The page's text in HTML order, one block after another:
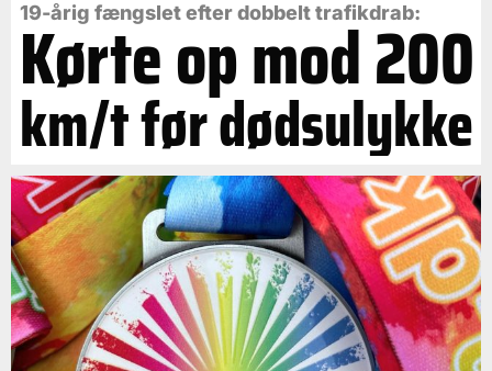
19-årig fængslet efter dobbelt trafikdrab:
Kørte op mod 200
km/t før dødsulykke